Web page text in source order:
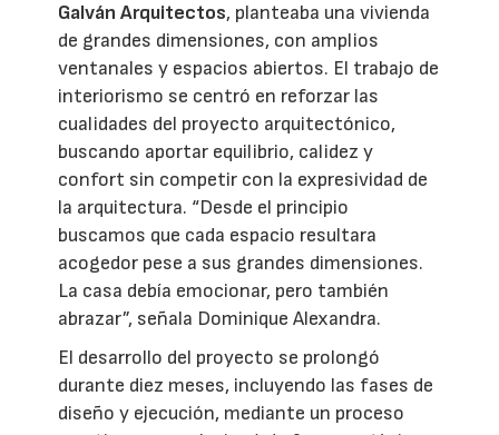
Galván Arquitectos, planteaba una vivienda
de grandes dimensiones, con amplios
ventanales y espacios abiertos. El trabajo de
interiorismo se centró en reforzar las
cualidades del proyecto arquitectónico,
buscando aportar equilibrio, calidez y
confort sin competir con la expresividad de
la arquitectura. “Desde el principio
buscamos que cada espacio resultara
acogedor pese a sus grandes dimensiones.
La casa debía emocionar, pero también
abrazar”, señala Dominique Alexandra.
El desarrollo del proyecto se prolongó
durante diez meses, incluyendo las fases de
diseño y ejecución, mediante un proceso